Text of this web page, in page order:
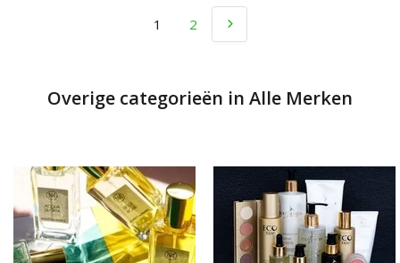
1 2
Overige categorieën in Alle Merken